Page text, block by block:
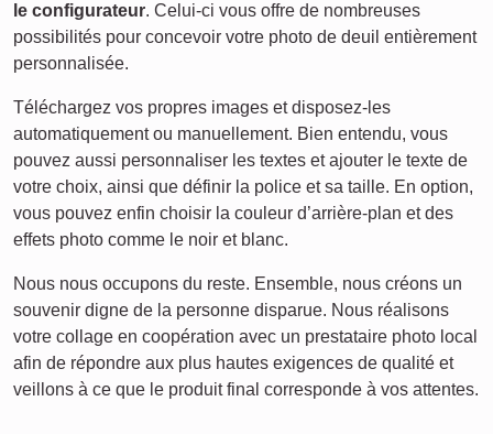
le configurateur. Celui-ci vous offre de nombreuses
possibilités pour concevoir votre photo de deuil entièrement
personnalisée.
Téléchargez vos propres images et disposez-les
automatiquement ou manuellement. Bien entendu, vous
pouvez aussi personnaliser les textes et ajouter le texte de
votre choix, ainsi que définir la police et sa taille. En option,
vous pouvez enfin choisir la couleur d’arrière-plan et des
effets photo comme le noir et blanc.
Nous nous occupons du reste. Ensemble, nous créons un
souvenir digne de la personne disparue. Nous réalisons
votre collage en coopération avec un prestataire photo local
afin de répondre aux plus hautes exigences de qualité et
veillons à ce que le produit final corresponde à vos attentes.